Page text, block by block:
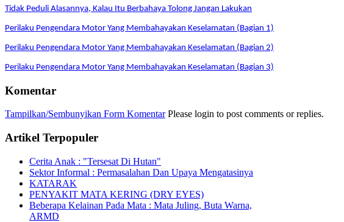
Tidak Peduli Alasannya, Kalau Itu Berbahaya Tolong Jangan Lakukan
Perilaku Pengendara Motor Yang Membahayakan Keselamatan (Bagian 1)
Perilaku Pengendara Motor Yang Membahayakan Keselamatan (Bagian 2)
Perilaku Pengendara Motor Yang Membahayakan Keselamatan (Bagian 3)
Komentar
Tampilkan/Sembunyikan Form KomentarPlease login to post comments or replies.
Artikel Terpopuler
Cerita Anak : "Tersesat Di Hutan"
Sektor Informal : Permasalahan Dan Upaya Mengatasinya
KATARAK
PENYAKIT MATA KERING (DRY EYES)
Beberapa Kelainan Pada Mata : Mata Juling, Buta Warna,
ARMD